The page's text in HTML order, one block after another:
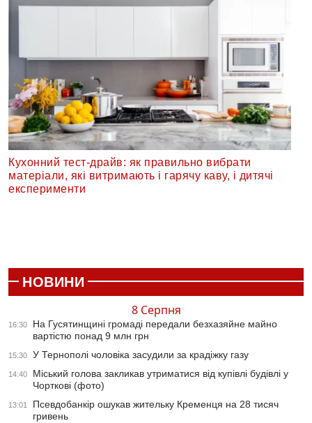
Кухонний тест-драйв: як правильно вибрати
матеріали, які витримають і гарячу каву, і дитячі
експерименти
НОВИНИ
8 Серпня
16:30
На Гусятинщині громаді передали безхазяйне майно
вартістю понад 9 млн грн
15:30 У Тернополі чоловіка засудили за крадіжку газу
14:40
Міський голова закликав утриматися від купівлі будівлі у
Чорткові (фото)
13:01
Псевдобанкір ошукав жительку Кременця на 28 тисяч
гривень